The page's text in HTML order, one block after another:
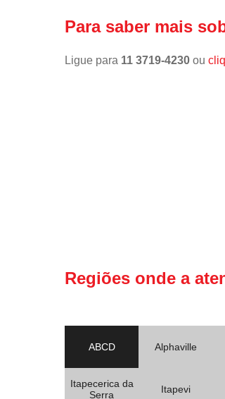
Para saber mais
Ligue para 11 3719-4230 ou
Regiões onde a
ABCD Alphaville
Itapecerica da
Serra
Itapevi